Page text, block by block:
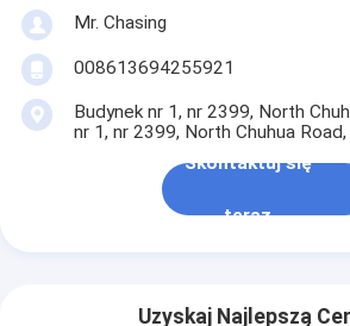
Mr. Chasing
008613694255921
Budynek nr 1, nr 2399, North
nr 1, nr 2399, North Chuhua Road,
Skontaktuj się
teraz
Uzyskaj Najlepszą